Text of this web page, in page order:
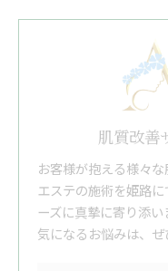
肌質改
お客様が抱える様々
エステの施術を姫路
ーズに真摯に寄り添
気になるお悩みは、ぜ